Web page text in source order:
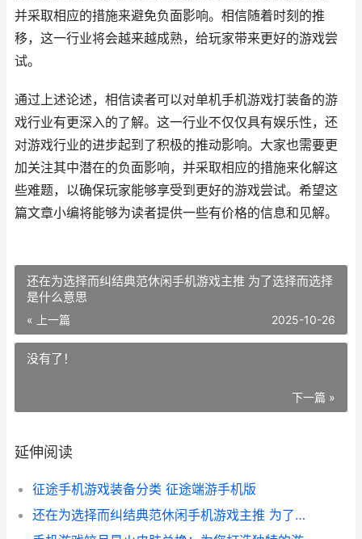
并采取相应的措施来避免负面影响。相信随着时刻的推
移，这一行业将会越来越成熟，给玩家带来更好的游戏尝
试。
通过上述论述，相信读者可以对单机手机游戏打装备的游
戏行业有更深入的了解。这一行业不仅仅具有娱乐性，还
对游戏行业的进步起到了积极的推动影响。大家也需要更
加关注其中潜在的负面影响，并采取相应的措施来化解这
些难题，以确保玩家能够享受到更好的游戏尝试。希望这
篇文章小编将能够为读者提供一些有价格的信息和见解。
还在为选择而纠结典范休闲手机游戏主推 为了选择而选择
是什么意思
« 上一篇 2025-10-26
没有了！
下一篇 »
延伸阅读
征途手机游戏装备分类 征途端游手机版
还在为选择而纠结典范休闲手机游戏主推 为了选择而选择是什么意思